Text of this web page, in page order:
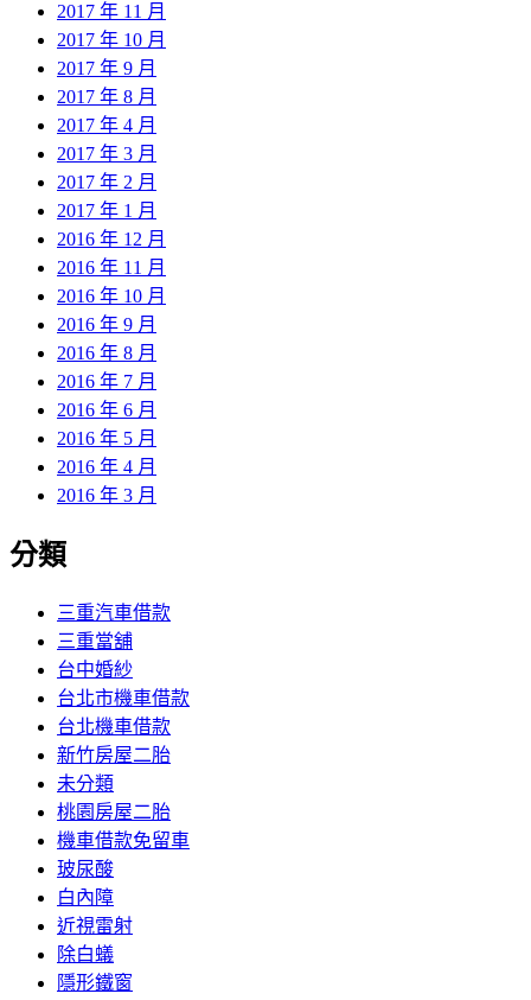
2017 年 11 月
2017 年 10 月
2017 年 9 月
2017 年 8 月
2017 年 4 月
2017 年 3 月
2017 年 2 月
2017 年 1 月
2016 年 12 月
2016 年 11 月
2016 年 10 月
2016 年 9 月
2016 年 8 月
2016 年 7 月
2016 年 6 月
2016 年 5 月
2016 年 4 月
2016 年 3 月
分類
三重汽車借款
三重當舖
台中婚紗
台北市機車借款
台北機車借款
新竹房屋二胎
未分類
桃園房屋二胎
機車借款免留車
玻尿酸
白內障
近視雷射
除白蟻
隱形鐵窗